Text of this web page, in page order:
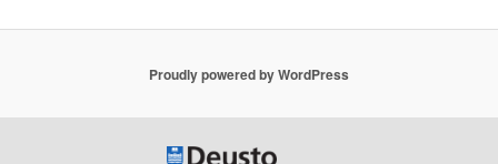
Proudly powered by WordPress